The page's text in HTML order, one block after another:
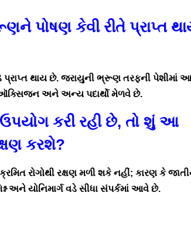
પોષણ કેવી રીતે પ્રાપ્ત
પ્રાપ્ત થાય છે. જરાયુની ભ્રૂણ તરફની પેશીમાં
ઑક્સિજન અને અન્ય પદાર્થો મેળવે છે.
ઉપયોગ કરી રહી છે, તો શું આ
કરશે?
રોગોથી રક્ષણ મળી શકે નહીં; કારણ કે
અને યોનિમાર્ગ વડે સીધા સંપર્કમાં આવે છે.